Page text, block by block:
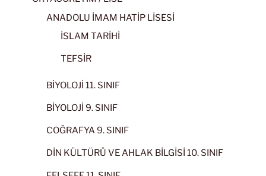
ANADOLU İMAM HATİP LİSESİ
İSLAM TARİHİ
TEFSİR
BİYOLOJİ 11. SINIF
BİYOLOJİ 9. SINIF
COĞRAFYA 9. SINIF
DİN KÜLTÜRÜ VE AHLAK BİLGİSİ 10. SINIF